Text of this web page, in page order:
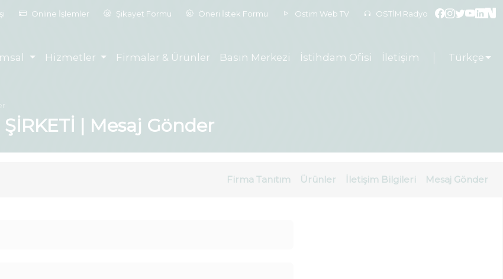
Online İşlemler Şikayet Formu Öneri İstek Formu Ostim Web TV OSTİM Radyo
Hizmetler Firmalar & Ürünler Basın Merkezi İstihdam Ofisi İletişim Türkçe
| Mesaj Gönder
Firma Tanıtım Ürünler İletişim Bilgileri Mesaj Gönder